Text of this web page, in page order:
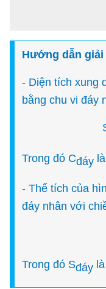
Hướng dẫn giải
- Diện tích xung
bằng chu vi đáy
Trong đó Cđáy
- Thể tích của
đáy nhân với
Trong đó Sđáy